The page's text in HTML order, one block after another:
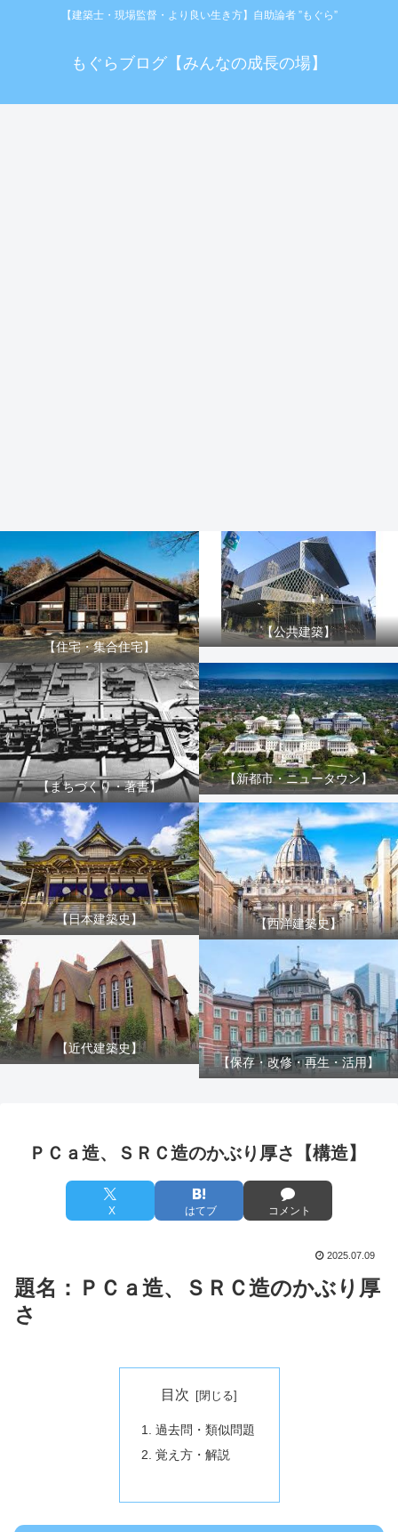
【建築士・現場監督・より良い生き方】自助論者 ”もぐら”
もぐらブログ【みんなの成長の場】
【住宅・集合住宅】
【公共建築】
【まちづくり・著書】
【新都市・ニュータウン】
【日本建築史】 【西洋建築史】
【近代建築史】
【保存・改修・再生・活用】
ＰＣａ造、ＳＲＣ造のかぶり厚さ【構造】
X はてブ コメント
2025.07.09
題名： ＰＣａ造、ＳＲＣ造のかぶり厚
さ
目次
過去問・類似問題
覚え方・解説